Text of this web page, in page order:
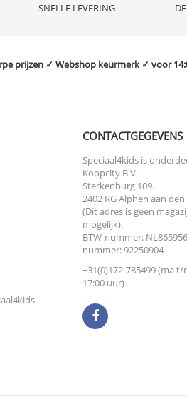
SNELLE LEVERING
prijzen ✓ Webshop keurmerk ✓ voor
CONTACTGEGEVENS
Speciaal4kids is
Koopcity B.V.
Sterkenburg 109.
2402 RG Alphen aan den
(Dit adres is geen
mogelijk).
BTW-nummer:
nummer: 92250904
+31(0)172-785499 (ma
17:00 uur)